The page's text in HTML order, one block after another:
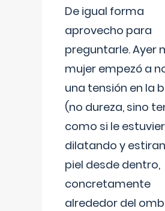
De igual forma
aprovecho para
preguntarle. Ayer
mujer empezó a
una tensión en la
(no dureza, sino
como si le
dilatando y
piel desde dentro,
concretamente
alrededor del